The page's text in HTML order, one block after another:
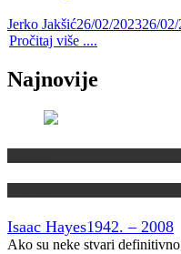
Jerko Jakšić26/02/202326/
Pročitaj više ....
Najnovije
Isaac Hayes1942. – 2008
Ako su neke stvari